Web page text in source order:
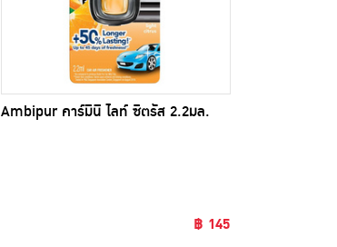
Ambipur คาร์มินิ ไลท์ ซิตรัส 2.2มล.
฿ 145